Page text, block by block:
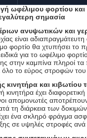
ωφέλιμου φορτίου και
σημασία
ανυψωτικών και
είναι αδιαπραγμάτευτη
φορτίο θα χτυπήσει το
για το ωφέλιμο
στην καμπίνα πληροί
όλο το εύρος στροφών
κινητήρα και κιβωτίου
έχει διαφορετική
απομονωτές αποτρέπουν
τη διάρκεια των
ένα σκληρό φράγμα
σε υψηλές στροφές